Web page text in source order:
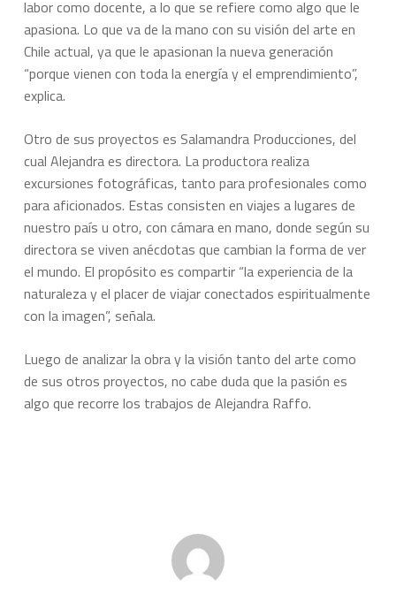
labor como docente, a lo que se refiere como algo que le
apasiona. Lo que va de la mano con su visión del arte en
Chile actual, ya que le apasionan la nueva generación
“porque vienen con toda la energía y el emprendimiento”,
explica.
Otro de sus proyectos es Salamandra Producciones, del
cual Alejandra es directora. La productora realiza
excursiones fotográficas, tanto para profesionales como
para aficionados. Estas consisten en viajes a lugares de
nuestro país u otro, con cámara en mano, donde según su
directora se viven anécdotas que cambian la forma de ver
el mundo. El propósito es compartir “la experiencia de la
naturaleza y el placer de viajar conectados espiritualmente
con la imagen”, señala.
Luego de analizar la obra y la visión tanto del arte como
de sus otros proyectos, no cabe duda que la pasión es
algo que recorre los trabajos de Alejandra Raffo.